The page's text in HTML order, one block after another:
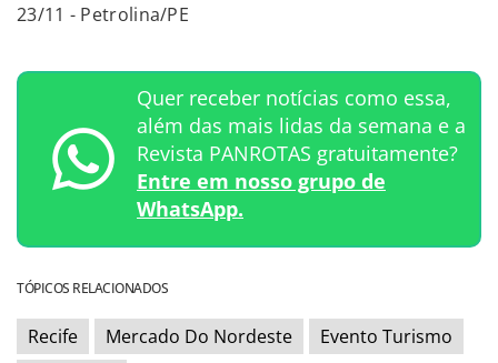
23/11 - Petrolina/PE
Quer receber notícias como essa,
além das mais lidas da semana e a
Revista PANROTAS gratuitamente?
Entre em nosso grupo de
WhatsApp.
TÓPICOS RELACIONADOS
Recife Mercado Do Nordeste
Evento Turismo